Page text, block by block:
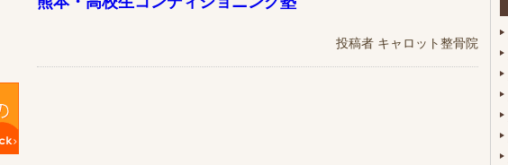
投稿者 キャロット整骨院